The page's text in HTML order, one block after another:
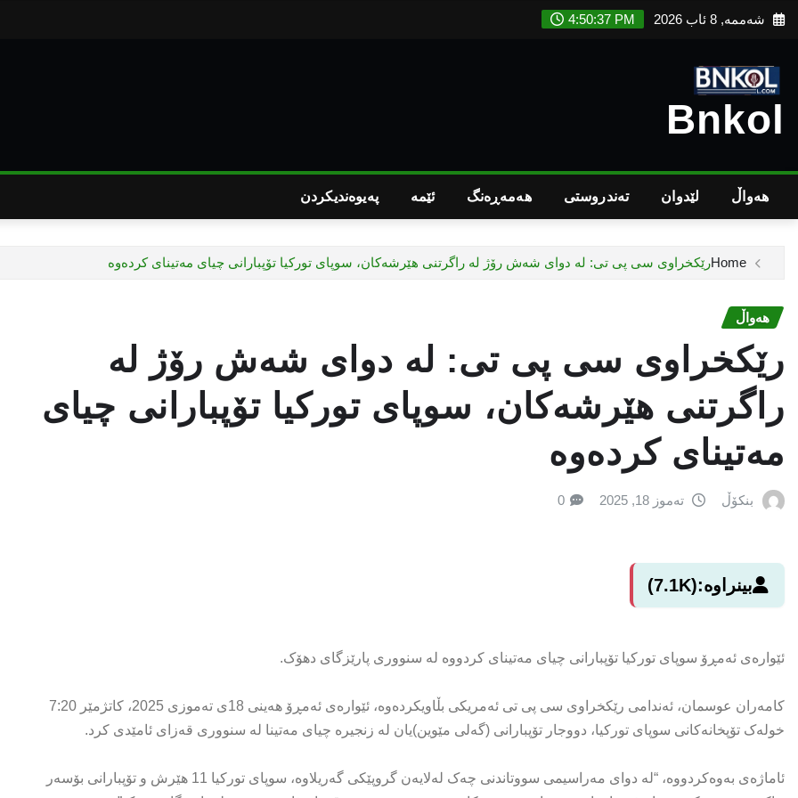
Skip
شەممە, 8 ئاب 2026 4:50:38 PM
Bnkol
هەواڵ لێدوان تەندروستى هەمەڕەنگ ئێمە پەیوەندیکردن
Homeرێکخراوی سی پی تی: لە دوای شەش رۆژ لە راگرتنی هێرشەکان، سوپای تورکیا تۆپبارانی چیای مەتینای کردەوە
هەواڵ
رێکخراوی سی پی تی: لە دوای شەش رۆژ لە
راگرتنی هێرشەکان، سوپای تورکیا تۆپبارانی چیای
مەتینای کردەوە
بنکۆڵ تەموز 18, 2025 0
بینراوە:(7.1K)
ئێوارەی ئەمڕۆ سوپای تورکیا تۆپبارانی چیای مەتینای کردووە لە سنووری پارێزگای دهۆک.
کامەران عوسمان، ئەندامی رێکخراوی سی پی تی ئەمریکی بڵاویکردەوە، ئێوارەی ئەمڕۆ هەینی 18ی تەموزی 2025، کاتژمێر 7:20
خولەک تۆپخانەکانی سوپای تورکیا، دووجار تۆپبارانی (گەلی مێوین)یان لە زنجیرە چیای مەتینا لە سنووری قەزای ئامێدی کرد.
ئاماژەی بەوەکردووە، “لە دوای مەراسیمی سووتاندنی چەک لەلایەن گروپێکی گەریلاوە، سوپای تورکیا 11 هێرش و تۆپبارانی بۆسەر